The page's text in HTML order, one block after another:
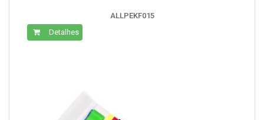
ALLPEKF015
Detalhes